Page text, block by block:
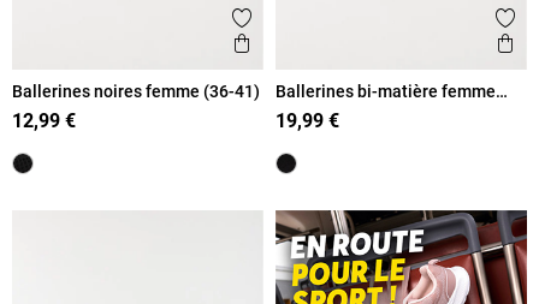
Ajouter aux favoris
Aperçu rapide
Ballerines noires femme (36-41)
12,99 €
Ballerines bi-matière femme
(36-41)
19,99 €